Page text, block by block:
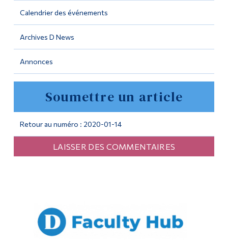
Calendrier des événements
Archives D News
Annonces
Soumettre un article
Retour au numéro : 2020-01-14
LAISSER DES COMMENTAIRES
Outils
Programmes
Formation continue
Admissions
Qui vous êtes
Corps enseignant et
personnel administratif